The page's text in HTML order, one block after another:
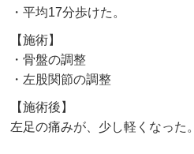
・平均17分歩けた。
【施術】
・骨盤の調整
・左股関節の調整
【施術後】
左足の痛みが、少し軽くなった。